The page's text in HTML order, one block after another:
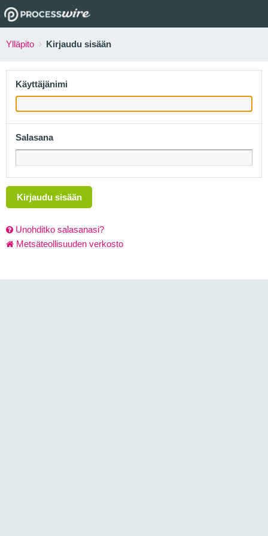
Ylläpito Kirjaudu sisään
Käyttäjänimi
Salasana
Kirjaudu sisään
Unohditko salasanasi?
Metsäteollisuuden verkosto